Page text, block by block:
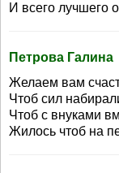
И всего лучшего
Петрова Галина
Желаем вам
Чтоб сил
Чтоб с внуками
Жилось чтоб на